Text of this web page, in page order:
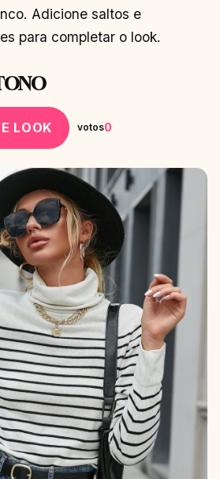
Adicione saltos e
para completar o look.
LOOK votos0